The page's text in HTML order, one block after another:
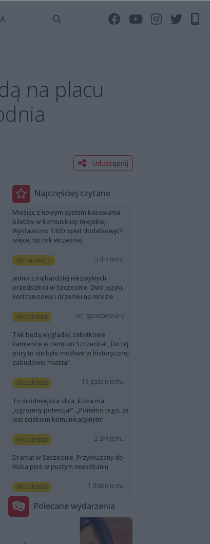
na placu
Udostępnij
Najczęściej czytane
Miesiąc z nowym system kasowania
biletów w komunikacji miejskiej.
Wystawiono 1300 opłat dodatkowych
więcej niż rok wcześniej
Komunikacja 2 dni temu
Jedno z najbardziej niezwykłych
przedszkoli w Szczecinie. Dwa języki,
kort tenisowy i drzemki na mrozie
Aktualności art. sponsorowany
Tak będą wyglądać zabytkowe
kamienice w centrum Szczecina! „Do tej
pory to nie było możliwe w historycznej
zabudowie miasta”
Aktualności 13 godzin temu
To śródmiejska ulica, która ma
„ogromny potencjał”. „Pomimo tego, że
jest ściekiem komunikacyjnym”
Aktualności 2 dni temu
Dramat w Szczecinie. Przywiązany do
łóżka pies w pustym mieszkaniu
Aktualności 1 dzień temu
Polecane wydarzenia